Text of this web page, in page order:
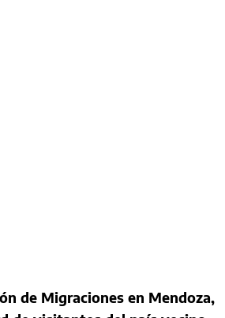
de Migraciones en Mendoza,